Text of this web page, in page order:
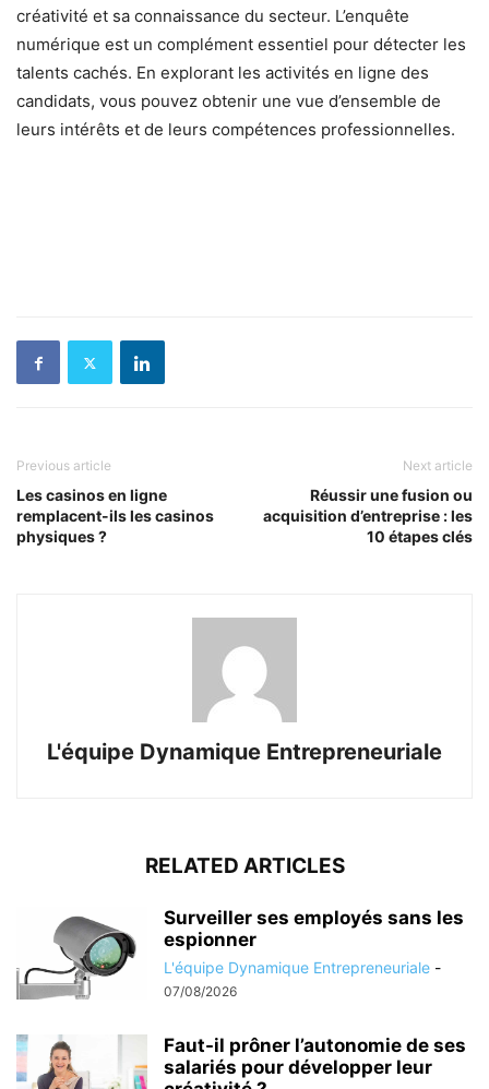
créativité et sa connaissance du secteur. L’enquête
numérique est un complément essentiel pour détecter les
talents cachés. En explorant les activités en ligne des
candidats, vous pouvez obtenir une vue d’ensemble de
leurs intérêts et de leurs compétences professionnelles.
Previous article
Les casinos en ligne
remplacent-ils les casinos
physiques ?
Next article
Réussir une fusion ou
acquisition d’entreprise : les
10 étapes clés
L'équipe Dynamique Entrepreneuriale
RELATED ARTICLES
Surveiller ses employés sans les
espionner
L'équipe Dynamique Entrepreneuriale -
07/08/2026
Faut-il prôner l’autonomie de ses
salariés pour développer leur